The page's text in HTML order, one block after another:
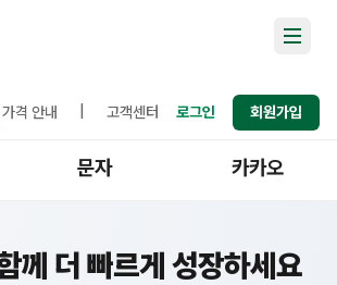
가격 안내 고객센터 로그인 회원가입
문자 카카오
께 더 빠르게 성장하세요